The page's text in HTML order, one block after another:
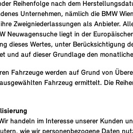
Reihenfolge nach dem
Unternehmen, nämlich die BMW
Zweigniederlassungen als Anbieter.
Neuwagensuche liegt in der
dieses Wertes, unter Berücksichtigung
und auf dieser Grundlage den
Fahrzeuge werden auf Grund von
Fahrzeug ermittelt. Die
handeln im Interesse unserer Kunden